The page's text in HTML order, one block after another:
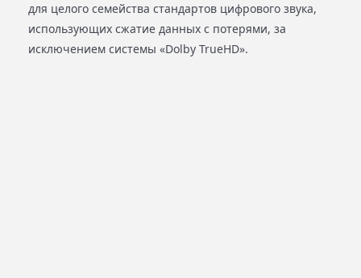
для целого семейства стандартов цифрового звука,
использующих сжатие данных с потерями, за
исключением системы «Dolby TrueHD».